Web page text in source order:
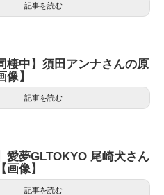
記事を読む
棲中】須田アンナさんの原
】
記事を読む
愛夢GLTOKYO 尾崎犬さん
像】
記事を読む